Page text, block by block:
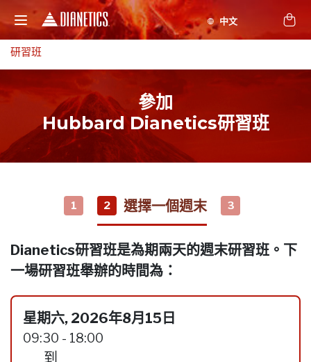
研習班
參加
Hubbard Dianetics研習班
1 2 選擇一個週末 3
Dianetics研習班是為期兩天的週末研習班。下
一場研習班舉辦的時間為：
星期六, 2026年8月15日
09:30 - 18:00
到